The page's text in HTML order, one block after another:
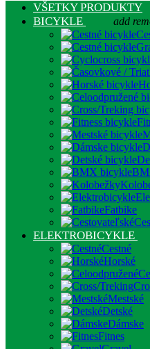
VŠETKY PRODUKTY
BICYKLE
add
Fatbike
ELEKTROBICYKLE
Cestné
Horské
Mestské
Detské
Dámske
Fitnes